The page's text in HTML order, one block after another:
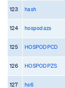
123 hash
124 hospodazs
125 HOSPODPCD
126 HOSPODPZS
127 hs6